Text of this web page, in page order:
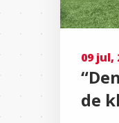
09 jul,
de